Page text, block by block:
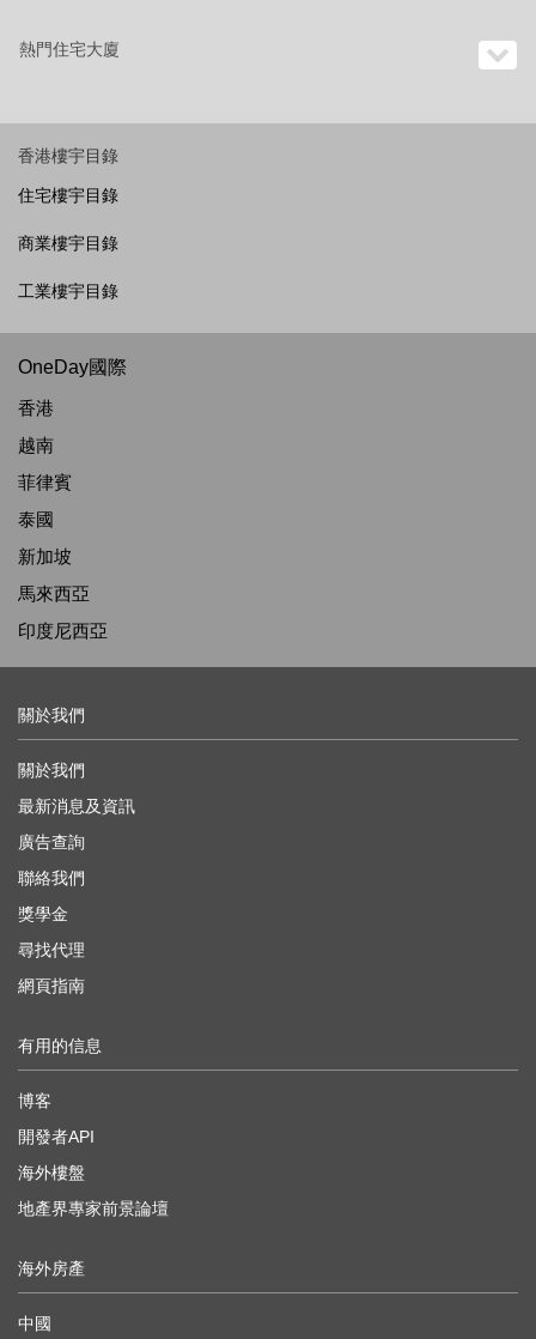
熱門住宅大廈
香港樓宇目錄
住宅樓宇目錄
商業樓宇目錄
工業樓宇目錄
OneDay國際
香港
越南
菲律賓
泰國
新加坡
馬來西亞
印度尼西亞
關於我們
關於我們
最新消息及資訊
廣告查詢
聯絡我們
獎學金
尋找代理
網頁指南
有用的信息
博客
開發者API
海外樓盤
地產界專家前景論壇
海外房產
中國